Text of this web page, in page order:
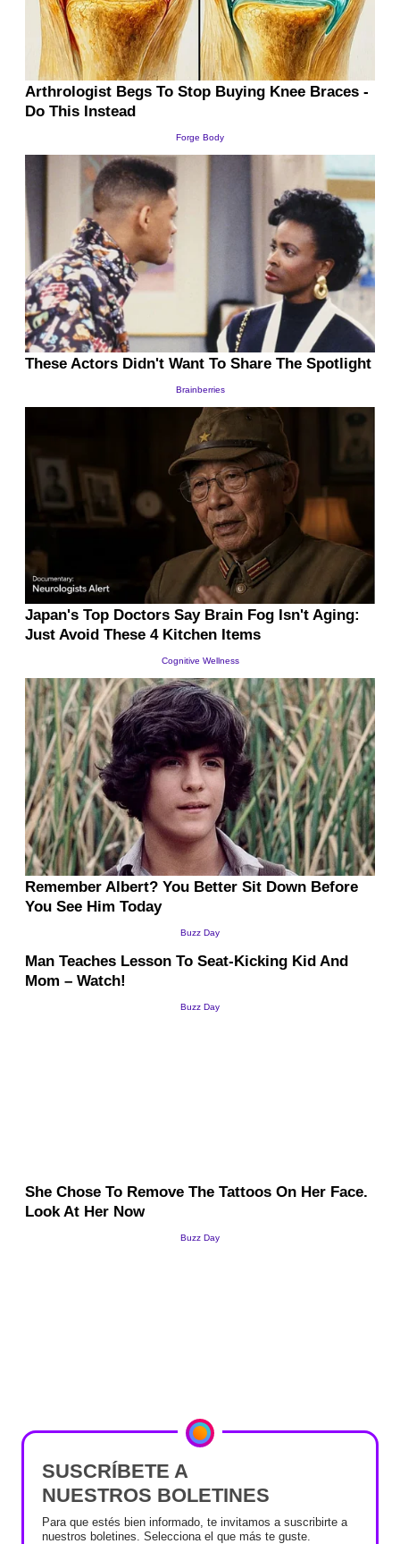
SUSCRÍBETE A
NUESTROS BOLETINES
Para que estés bien informado, te invitamos a suscribirte a
nuestros boletines. Selecciona el que más te guste.